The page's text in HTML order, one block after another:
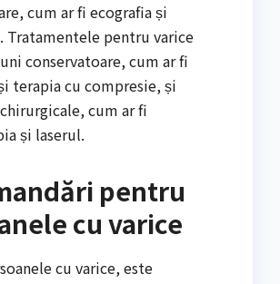
cum ar fi ecografia și
Tratamentele pentru varice
conservatoare, cum ar fi
terapia cu compresie, și
cum ar fi
și laserul.
pentru
cu varice
cu varice, este